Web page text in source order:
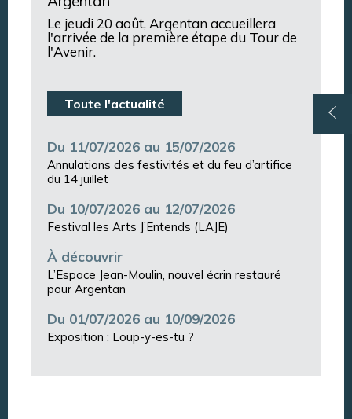
Le jeudi 20 août, Argentan accueillera
l'arrivée de la première étape du Tour de
l'Avenir.
Toute l'actualité
Du 11/07/2026 au 15/07/2026
Annulations des festivités et du feu d’artifice
du 14 juillet
Du 10/07/2026 au 12/07/2026
Festival les Arts J’Entends (LAJE)
À découvrir
L’Espace Jean-Moulin, nouvel écrin restauré
pour Argentan
Du 01/07/2026 au 10/09/2026
Exposition : Loup-y-es-tu ?